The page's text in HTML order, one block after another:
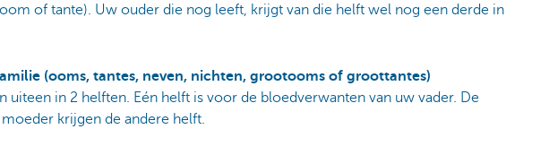
of tante). Uw ouder die nog leeft, krijgt van die helft wel nog een derde in
(ooms, tantes, neven, nichten, grootooms of groottantes)
uiteen in 2 helften. Eén helft is voor de bloedverwanten van uw vader. De
krijgen de andere helft.